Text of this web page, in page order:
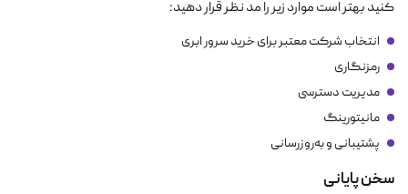
کنید بهتر است موارد زیر را مد نظر قرار دهید:
انتخاب شرکت معتبر برای خرید سرور ابری
رمزنگاری
مدیریت دسترسی
مانیتورینگ
پشتیبانی و به‌روزرسانی
سخن پایانی